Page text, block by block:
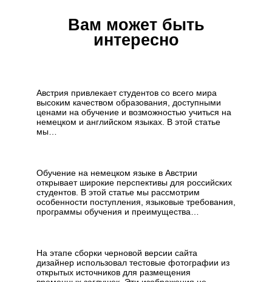
Вам может быть
интересно
Австрия привлекает студентов со всего мира
высоким качеством образования, доступными
ценами на обучение и возможностью учиться на
немецком и английском языках. В этой статье
мы…
Обучение на немецком языке в Австрии
открывает широкие перспективы для российских
студентов. В этой статье мы рассмотрим
особенности поступления, языковые требования,
программы обучения и преимущества…
На этапе сборки черновой версии сайта
дизайнер использовал тестовые фотографии из
открытых источников для размещения